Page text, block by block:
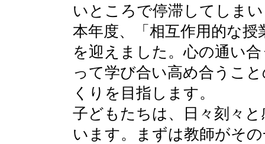
いところで停滞してしま
本年度、「相互作用的な
を迎えました。心の通い
って学び合い高め合うこ
くりを目指します。
子どもたちは、日々刻々
います。まずは教師がそ